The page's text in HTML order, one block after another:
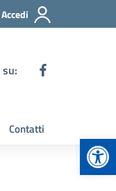
Accedi
Contatti